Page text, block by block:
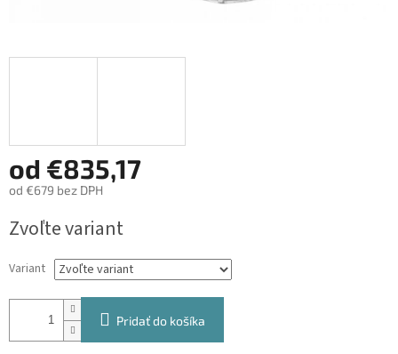
od €835,17
od €679 bez DPH
cena:
Zvoľte variant
Variant
Pridať do košíka